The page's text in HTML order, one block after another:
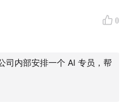
0
司内部安排一个 AI 专员，帮